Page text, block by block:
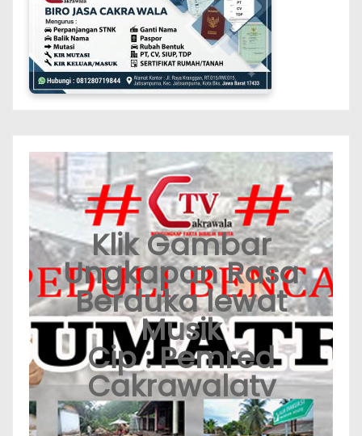
Klik Gambar
Ungkapan Rasa
Berduka lewat
Musik
Cip : Pemred
Cakrawalatv